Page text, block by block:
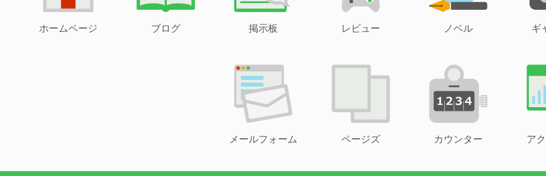
ホームページ ブログ 掲示板 レビュー ノベル ギ
メールフォーム ページズ カウンター ア